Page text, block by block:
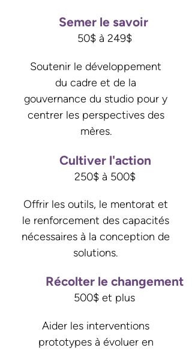
Semer le savoir
50$ à 249$
Soutenir le développement
du cadre et de la
gouvernance du studio pour y
centrer les perspectives des
mères.
Cultiver l'action
250$ à 500$
Offrir les outils, le mentorat et
le renforcement des capacités
nécessaires à la conception de
solutions.
Récolter le changement
500$ et plus
Aider les interventions
prototypes à évoluer en